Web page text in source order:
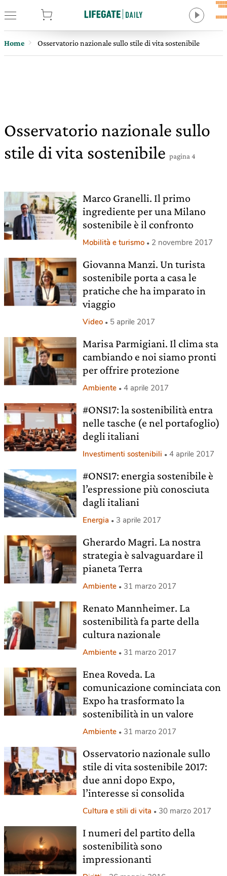
Home Osservatorio nazionale sullo stile di vita sostenibile
Osservatorio nazionale sullo
stile di vita sostenibile pagina 4
Marco Granelli. Il primo
ingrediente per una Milano
sostenibile è il confronto
Mobilità e turismo 2 novembre 2017
Giovanna Manzi. Un turista
sostenibile porta a casa le
pratiche che ha imparato in
viaggio
Video 5 aprile 2017
Marisa Parmigiani. Il clima sta
cambiando e noi siamo pronti
per offrire protezione
Ambiente 4 aprile 2017
#ONS17: la sostenibilità entra
nelle tasche (e nel portafoglio)
degli italiani
Investimenti sostenibili 4 aprile 2017
#ONS17: energia sostenibile è
l’espressione più conosciuta
dagli italiani
Energia 3 aprile 2017
Gherardo Magri. La nostra
strategia è salvaguardare il
pianeta Terra
Ambiente 31 marzo 2017
Renato Mannheimer. La
sostenibilità fa parte della
cultura nazionale
Ambiente 31 marzo 2017
Enea Roveda. La
comunicazione cominciata con
Expo ha trasformato la
sostenibilità in un valore
Ambiente 31 marzo 2017
Osservatorio nazionale sullo
stile di vita sostenibile 2017:
due anni dopo Expo,
l’interesse si consolida
Cultura e stili di vita 30 marzo 2017
I numeri del partito della
sostenibilità sono
impressionanti